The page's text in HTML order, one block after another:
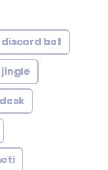
discord bot
jingle